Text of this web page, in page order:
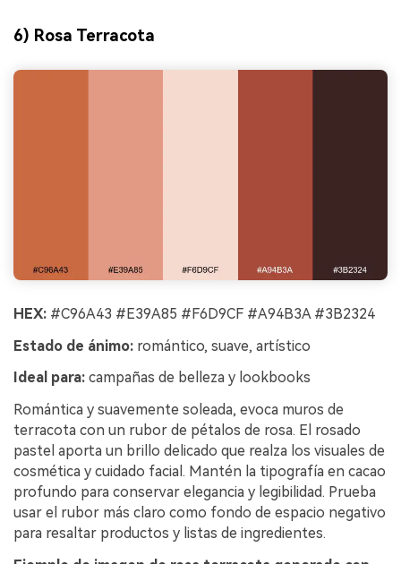
6) Rosa Terracota
HEX: #C96A43 #E39A85 #F6D9CF #A94B3A #3B2324
Estado de ánimo: romántico, suave, artístico
Ideal para: campañas de belleza y lookbooks
Romántica y suavemente soleada, evoca muros de
terracota con un rubor de pétalos de rosa. El rosado
pastel aporta un brillo delicado que realza los visuales de
cosmética y cuidado facial. Mantén la tipografía en cacao
profundo para conservar elegancia y legibilidad. Prueba
usar el rubor más claro como fondo de espacio negativo
para resaltar productos y listas de ingredientes.